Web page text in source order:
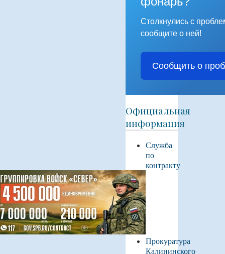
Столкнулись с
сообщите о ней!
Сообщить о
Официальная
информация
Служба
по
контракту
Прокуратура
Калининского